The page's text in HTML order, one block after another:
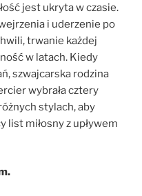
jest ukryta w czasie.
i uderzenie po
trwanie każdej
w latach. Kiedy
szwajcarska rodzina
wybrała cztery
stylach, aby
list miłosny z upływem